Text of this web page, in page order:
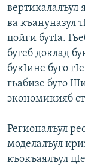
вертикалалъул
ва къануназул
цойги бутIа.
бугеб доклад
букIине буго
гьабизе буго
экономикияб
Регионалъул
моделалъул
къокъаялъул